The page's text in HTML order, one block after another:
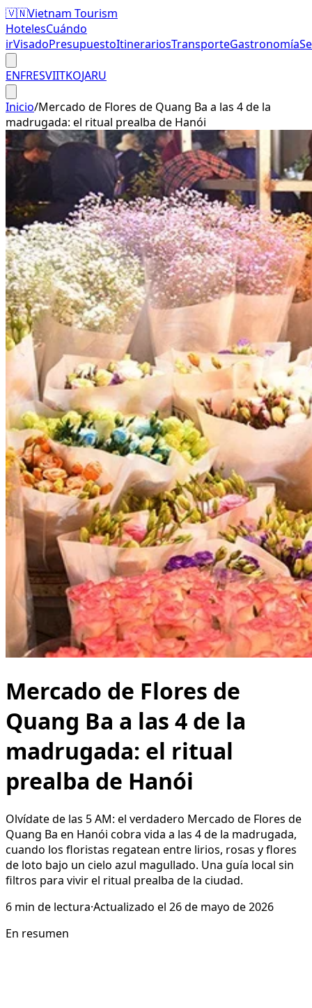
🇻🇳Vietnam Tourism
HotelesCuándo
irVisadoPresupuestoItinerariosTransporteGastronomía
ENFRESVIITKOJARU
Inicio/Mercado de Flores de Quang Ba a las 4 de la
madrugada: el ritual prealba de Hanói
Mercado de Flores de
Quang Ba a las 4 de la
madrugada: el ritual
prealba de Hanói
Olvídate de las 5 AM: el verdadero Mercado de Flores de
Quang Ba en Hanói cobra vida a las 4 de la madrugada,
cuando los floristas regatean entre lirios, rosas y flores
de loto bajo un cielo azul magullado. Una guía local sin
filtros para vivir el ritual prealba de la ciudad.
6 min de lectura·Actualizado el 26 de mayo de 2026
En resumen